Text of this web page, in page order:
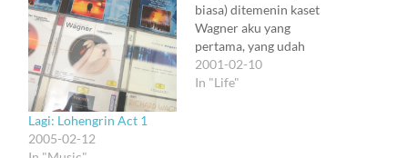
Lagi: Lohengrin Act 1
2005-02-12
biasa) ditemenin kaset
Wagner aku yang
pertama, yang udah
pabaliut. Terpasang
Parsifal. Biasanya Parsifal
2001-02-10
In "Life"